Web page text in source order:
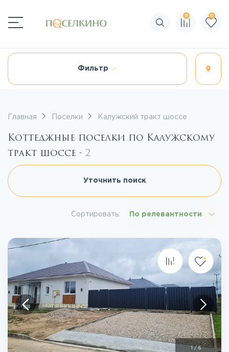
Поиск по сайту
0 0
Фильтр
Главная Поселки Калужский тракт шоссе
Коттеджные поселки по Калужскому
тракт шоссе - 2
Уточнить поиск
Сортировать: По релевантности
/ 6